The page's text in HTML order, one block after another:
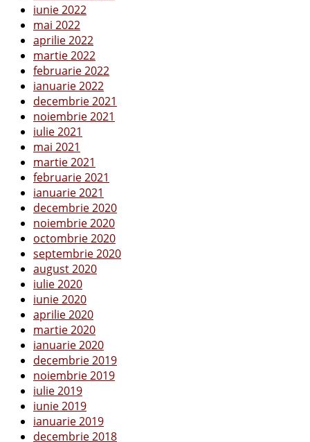
iunie 2022
mai 2022
aprilie 2022
martie 2022
februarie 2022
ianuarie 2022
decembrie 2021
noiembrie 2021
iulie 2021
mai 2021
martie 2021
februarie 2021
ianuarie 2021
decembrie 2020
noiembrie 2020
octombrie 2020
septembrie 2020
august 2020
iulie 2020
iunie 2020
aprilie 2020
martie 2020
ianuarie 2020
decembrie 2019
noiembrie 2019
iulie 2019
iunie 2019
ianuarie 2019
decembrie 2018